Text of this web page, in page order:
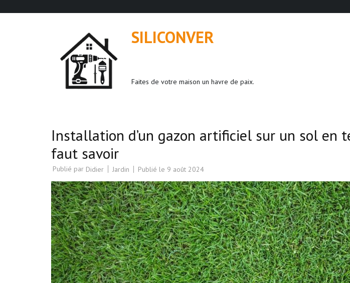
SILICONVER
Faites de votre maison un havre de paix.
Installation d’un gazon artificiel sur un sol en
faut savoir
Publié par Didier Jardin Publié le 9 août 2024